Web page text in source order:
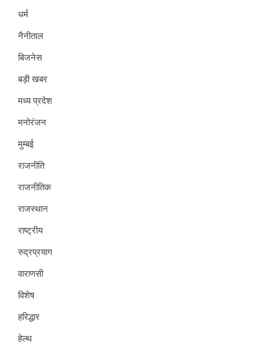
धर्म
नैनीताल
बिजनेस
बड़ी खबर
मध्य प्रदेश
मनोरंजन
मुम्बई
राजनीति
राजनीतिक
राजस्थान
राष्ट्रीय
रुद्रप्रयाग
वाराणसी
विशेष
हरिद्धार
हेल्थ